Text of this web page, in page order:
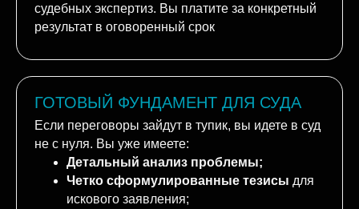
непредвиденных расходов, характерных для
судебных экспертиз. Вы платите за конкретный
ГОТОВЫЙ ФУНДАМЕНТ ДЛЯ СУДА
Если переговоры зайдут в тупик, вы идете в суд
не с нуля. Вы уже имеете:
Детальный анализ проблемы;
Четко сформулированные тезисы